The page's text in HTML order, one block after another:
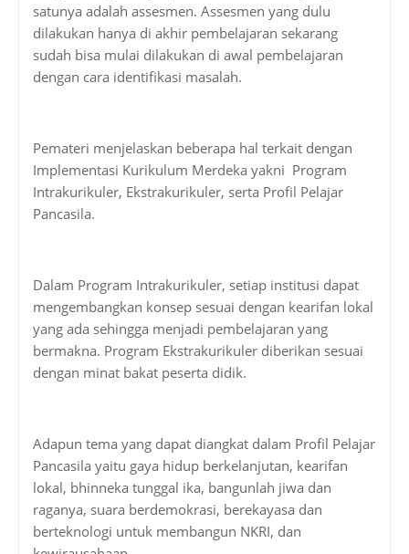
satunya adalah assesmen. Assesmen yang dulu
dilakukan hanya di akhir pembelajaran sekarang
sudah bisa mulai dilakukan di awal pembelajaran
dengan cara identifikasi masalah.
Pemateri menjelaskan beberapa hal terkait dengan
Implementasi Kurikulum Merdeka yakni Program
Intrakurikuler, Ekstrakurikuler, serta Profil Pelajar
Pancasila.
Dalam Program Intrakurikuler, setiap institusi dapat
mengembangkan konsep sesuai dengan kearifan lokal
yang ada sehingga menjadi pembelajaran yang
bermakna. Program Ekstrakurikuler diberikan sesuai
dengan minat bakat peserta didik.
Adapun tema yang dapat diangkat dalam Profil Pelajar
Pancasila yaitu gaya hidup berkelanjutan, kearifan
lokal, bhinneka tunggal ika, bangunlah jiwa dan
raganya, suara berdemokrasi, berekayasa dan
berteknologi untuk membangun NKRI, dan